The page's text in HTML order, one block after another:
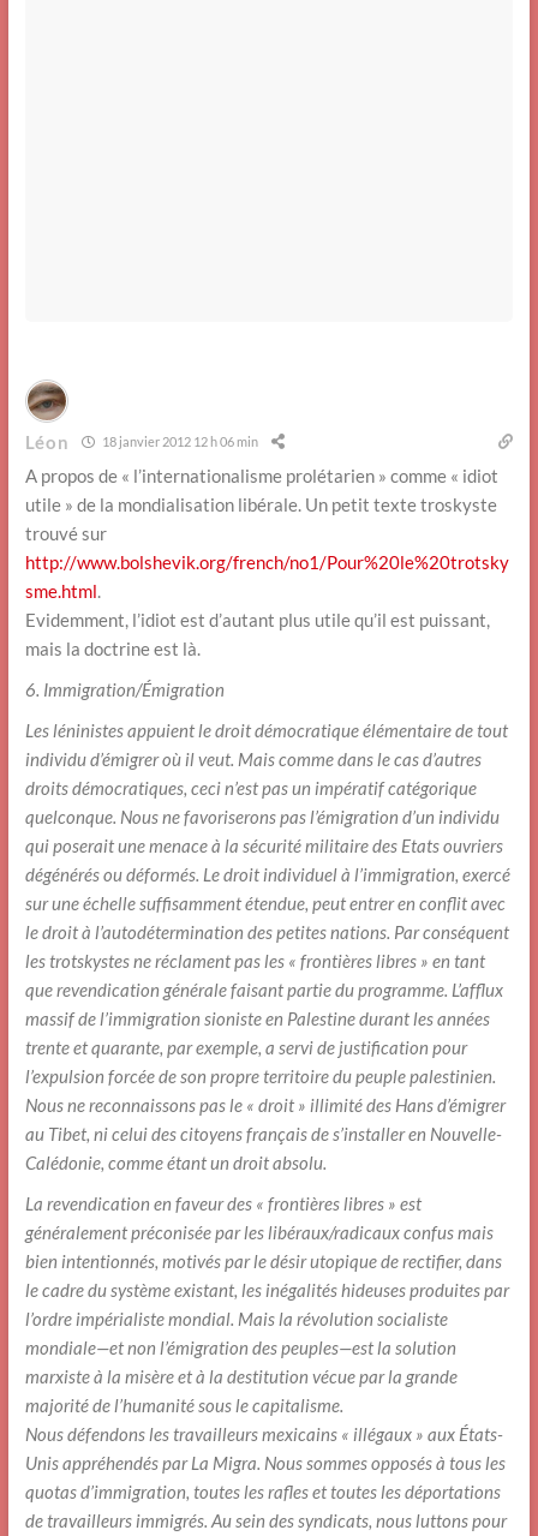
Léon 18 janvier 2012 12 h 06 min
A propos de « l’internationalisme prolétarien » comme « idiot
utile » de la mondialisation libérale. Un petit texte troskyste
trouvé sur
http://www.bolshevik.org/french/no1/Pour%20le%20trotsky
sme.html.
Evidemment, l’idiot est d’autant plus utile qu’il est puissant,
mais la doctrine est là.
6. Immigration/Émigration
Les léninistes appuient le droit démocratique élémentaire de tout
individu d’émigrer où il veut. Mais comme dans le cas d’autres
droits démocratiques, ceci n’est pas un impératif catégorique
quelconque. Nous ne favoriserons pas l’émigration d’un individu
qui poserait une menace à la sécurité militaire des Etats ouvriers
dégénérés ou déformés. Le droit individuel à l’immigration, exercé
sur une échelle suffisamment étendue, peut entrer en conflit avec
le droit à l’autodétermination des petites nations. Par conséquent
les trotskystes ne réclament pas les « frontières libres » en tant
que revendication générale faisant partie du programme. L’afflux
massif de l’immigration sioniste en Palestine durant les années
trente et quarante, par exemple, a servi de justification pour
l’expulsion forcée de son propre territoire du peuple palestinien.
Nous ne reconnaissons pas le « droit » illimité des Hans d’émigrer
au Tibet, ni celui des citoyens français de s’installer en Nouvelle-
Calédonie, comme étant un droit absolu.
La revendication en faveur des « frontières libres » est
généralement préconisée par les libéraux/radicaux confus mais
bien intentionnés, motivés par le désir utopique de rectifier, dans
le cadre du système existant, les inégalités hideuses produites par
l’ordre impérialiste mondial. Mais la révolution socialiste
mondiale—et non l’émigration des peuples—est la solution
marxiste à la misère et à la destitution vécue par la grande
majorité de l’humanité sous le capitalisme.
Nous défendons les travailleurs mexicains « illégaux » aux États-
Unis appréhendés par La Migra. Nous sommes opposés à tous les
quotas d’immigration, toutes les rafles et toutes les déportations
de travailleurs immigrés. Au sein des syndicats, nous luttons pour